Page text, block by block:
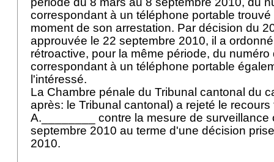
correspondant à un téléphone portable
moment de son arrestation. Par décision du
approuvée le 22 septembre 2010, il a
rétroactive, pour la même période, du numéro
correspondant à un téléphone portable
l'intéressé.
La Chambre pénale du Tribunal cantonal du
après: le Tribunal cantonal) a rejeté le recours
A.________ contre la mesure de surveillance
septembre 2010 au terme d'une décision
2010.